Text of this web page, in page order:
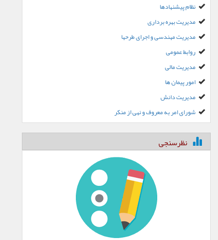
نظام پیشنهادها
مدیریت بهره برداری
مدیریت مهندسی و اجرای طرحها
روابط عمومی
مدیریت مالی
امور پیمان ها
مدیریت دانش
شورای امر به معروف و نهی از منکر
نظرسنجی